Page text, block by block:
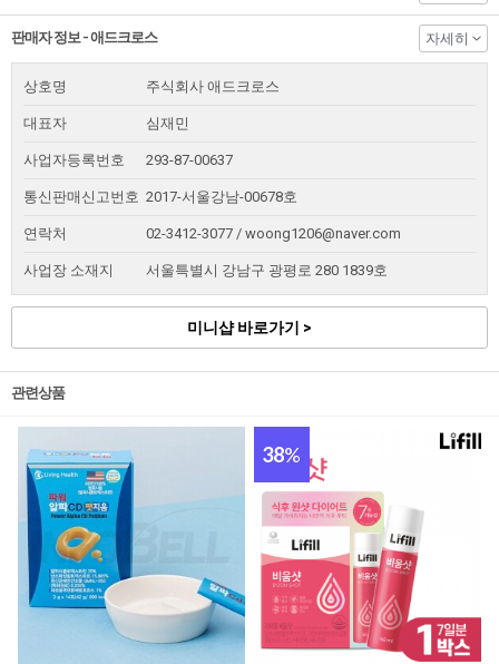
판매자 정보 - 애드크로스 자세히
상호명 주식회사 애드크로스
대표자 심재민
사업자등록번호 293-87-00637
통신판매신고번호 2017-서울강남-00678호
연락처 02-3412-3077 / woong1206@naver.com
사업장 소재지 서울특별시 강남구 광평로 280 1839호
미니샵 바로가기 >
관련상품
38%